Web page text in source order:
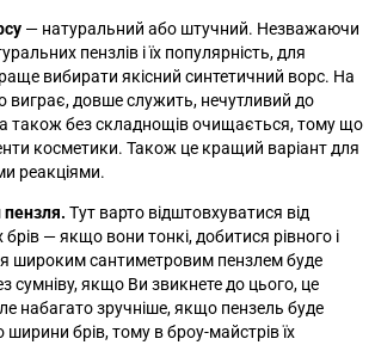
— натуральний або штучний. Незважаючи
пензлів і їх популярність, для
вибирати якісний синтетичний ворс. На
виграє, довше служить, нечутливий до
також без складнощів очищається, тому що
косметики. Також це кращий варіант для
реакціями.
Тут варто відштовхуватися від
брів —якщо вони тонкі, добитися рівного і
широким сантиметровим пензлем буде
сумніву, якщо Ви звикнете до цього, це
набагато зручніше, якщо пензель буде
брів, тому в броу-майстрів їх